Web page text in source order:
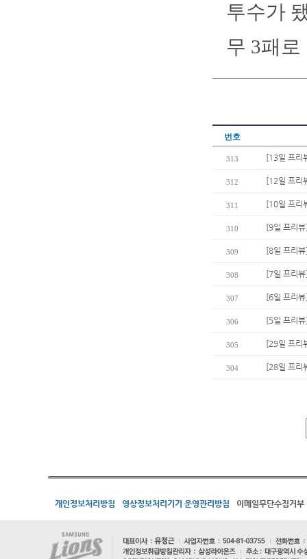
투수가
무 3패
번호
313 [13일 프리
312 [12일 프리
311 [10일 프리
310 [9일 프리
309 [8일 프리
308 [7일 프리
307 [6일 프리
306 [5일 프리
305 [29일 프리
304 [28일 프리
개인정보처리방침 영상정보처리기기 운영관리방침 이메일무단수집거부